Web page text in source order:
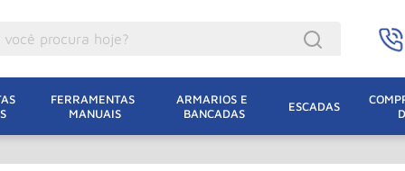
FERRAMENTAS
MANUAIS
ARMARIOS E
BANCADAS
ESCADAS